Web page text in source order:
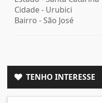
Cidade - Urubici
Bairro - São José
TENHO INTERESSE